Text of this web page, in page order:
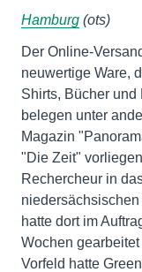
Hamburg (ots)
Der Online-
neuwertige Ware,
Shirts, Bücher
belegen unter
Magazin
"Die Zeit"
Rechercheur in
hatte dort im
Wochen
Vorfeld hatte